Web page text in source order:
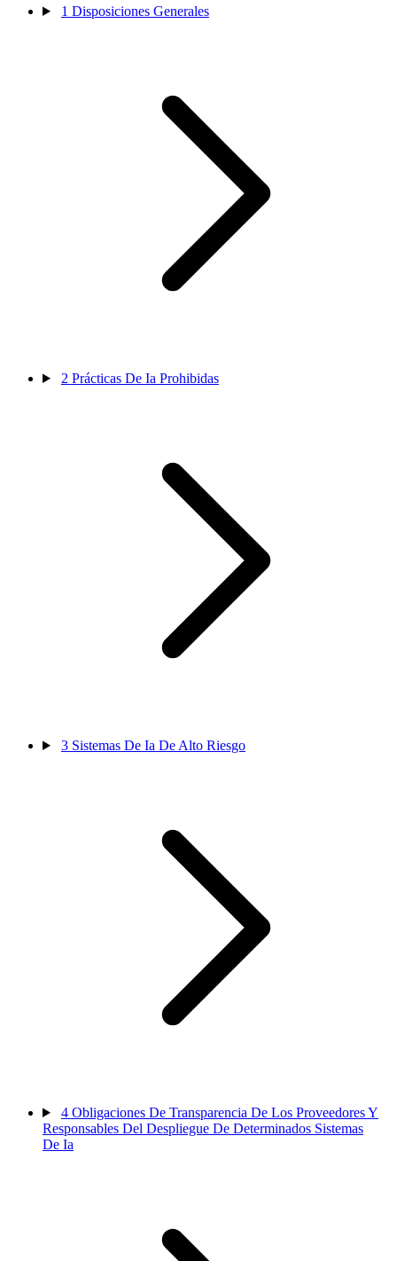
1 Disposiciones Generales
2 Prácticas De Ia Prohibidas
3 Sistemas De Ia De Alto Riesgo
4 Obligaciones De Transparencia De Los Proveedores Y
Responsables Del Despliegue De Determinados Sistemas
De Ia